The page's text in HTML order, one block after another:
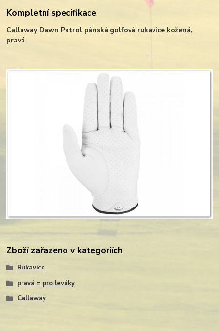
Kompletní specifikace
Callaway Dawn Patrol pánská golfová rukavice kožená,
pravá
Zboží zařazeno v kategoriích
Rukavice
pravá = pro leváky
Callaway